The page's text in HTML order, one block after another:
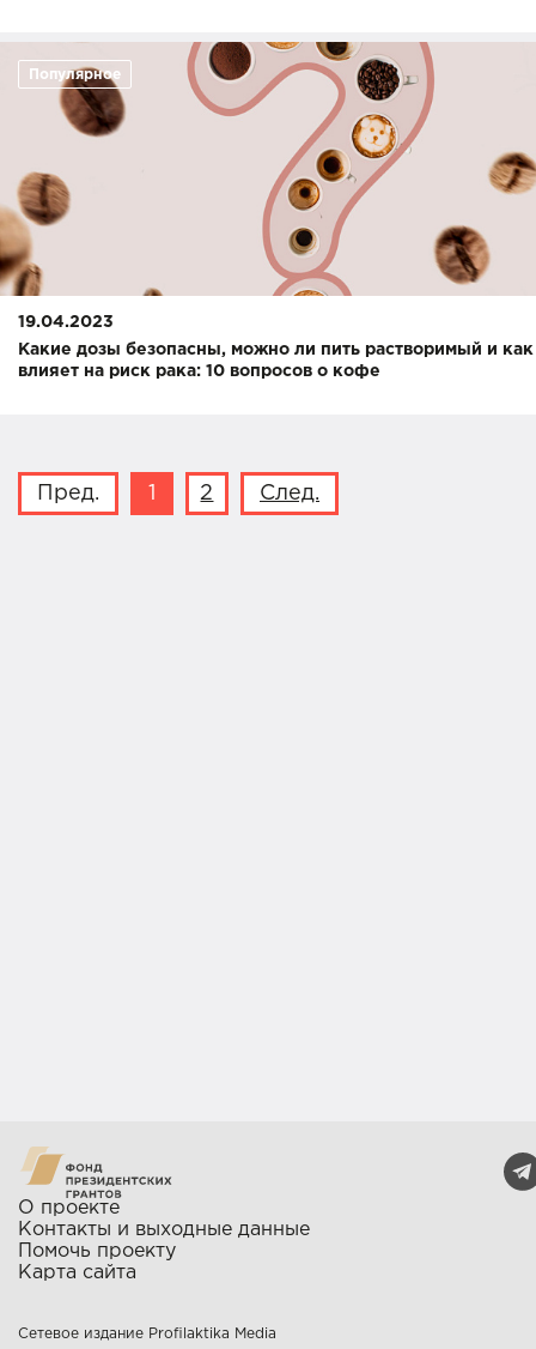
Популярное
19.04.2023
Какие дозы безопасны, можно ли пить растворимый и как
влияет на риск рака: 10 вопросов о кофе
Пред. 2 След.
О проекте
Контакты и выходные данные
Помочь проекту
Карта сайта
Сетевое издание Profilaktika Media